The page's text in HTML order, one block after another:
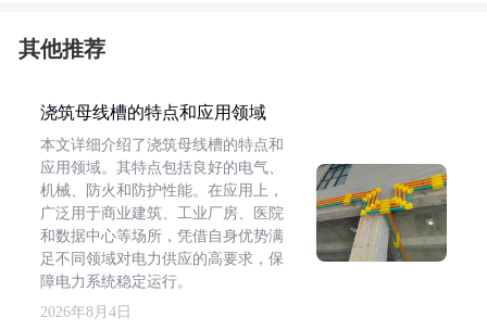
其他推荐
浇筑母线槽的特点和应用领域
本文详细介绍了浇筑母线槽的特点和
应用领域。其特点包括良好的电气、
机械、防火和防护性能。在应用上，
广泛用于商业建筑、工业厂房、医院
和数据中心等场所，凭借自身优势满
足不同领域对电力供应的高要求，保
障电力系统稳定运行。
2026年8月4日